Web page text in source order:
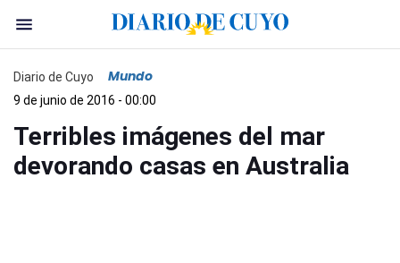
Diario de Cuyo Mundo
9 de junio de 2016 - 00:00
Terribles imágenes del mar
devorando casas en Australia